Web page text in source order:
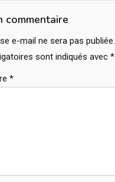
commentaire
e-mail ne sera pas publiée.
sont indiqués avec *
*